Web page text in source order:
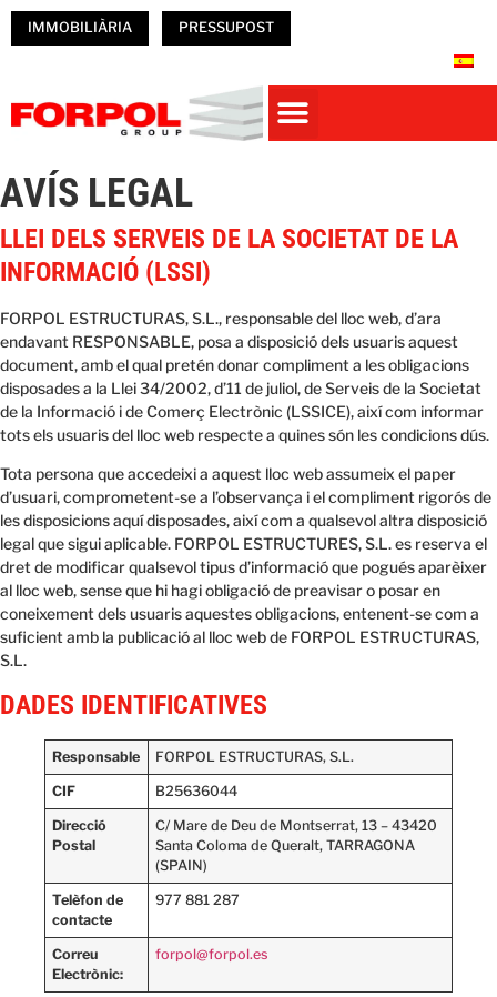
IMMOBILIÀRIA PRESSUPOST
AVÍS LEGAL
LLEI DELS SERVEIS DE LA SOCIETAT DE LA
INFORMACIÓ (LSSI)
FORPOL ESTRUCTURAS, S.L., responsable del lloc web, d’ara
endavant RESPONSABLE, posa a disposició dels usuaris aquest
document, amb el qual pretén donar compliment a les obligacions
disposades a la Llei 34/2002, d’11 de juliol, de Serveis de la Societat
de la Informació i de Comerç Electrònic (LSSICE), així com informar
tots els usuaris del lloc web respecte a quines són les condicions dús.
Tota persona que accedeixi a aquest lloc web assumeix el paper
d’usuari, comprometent-se a l’observança i el compliment rigorós de
les disposicions aquí disposades, així com a qualsevol altra disposició
legal que sigui aplicable. FORPOL ESTRUCTURES, S.L. es reserva el
dret de modificar qualsevol tipus d’informació que pogués aparèixer
al lloc web, sense que hi hagi obligació de preavisar o posar en
coneixement dels usuaris aquestes obligacions, entenent-se com a
suficient amb la publicació al lloc web de FORPOL ESTRUCTURAS,
S.L.
DADES IDENTIFICATIVES
Responsable FORPOL ESTRUCTURAS, S.L.
CIF B25636044
Direcció
Postal
C/ Mare de Deu de Montserrat, 13 – 43420
Santa Coloma de Queralt, TARRAGONA
(SPAIN)
Telèfon de
contacte
977 881 287
Correu
Electrònic:
forpol@forpol.es